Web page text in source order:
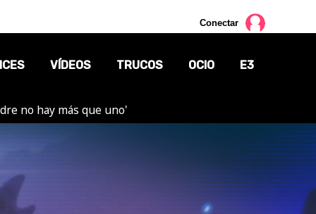
Conectar
VÍDEOS TRUCOS OCIO
CÓMICS
MANGA
E3
no hay más que uno'